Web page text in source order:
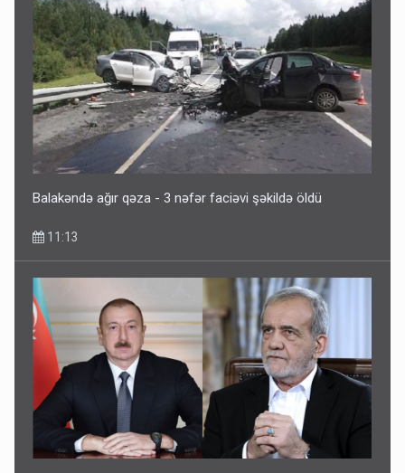
Balakəndə ağır qəza - 3 nəfər faciəvi şəkildə öldü
11:13